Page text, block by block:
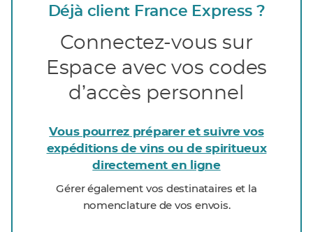
Déjà client France Express ?
Connectez-vous sur
Espace avec vos codes
dʼaccès personnel
Vous pourrez préparer et suivre vos
expéditions de vins ou de spiritueux
directement en ligne
Gérer également vos destinataires et la
nomenclature de vos envois.